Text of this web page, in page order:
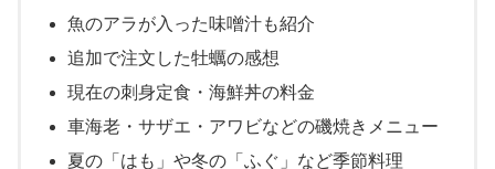
魚のアラが入った味噌汁も紹介
追加で注文した牡蠣の感想
現在の刺身定食・海鮮丼の料金
車海老・サザエ・アワビなどの磯焼きメニュー
夏の「はも」や冬の「ふぐ」など季節料理